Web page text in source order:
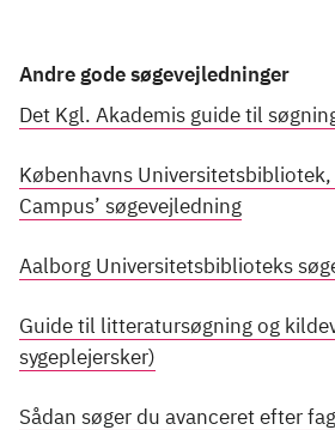
Andre gode søgevejledninger
Det Kgl. Akademis guide til
Københavns
Campus’ søgevejledning
Aalborg Universitetsbiblioteks
Guide til litteratursøgning og
sygeplejersker)
Sådan søger du avanceret efter